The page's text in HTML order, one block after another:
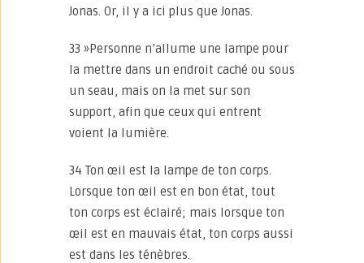
Jonas. Or, il y a ici plus que Jonas.
33 »Personne n’allume une lampe pour
la mettre dans un endroit caché ou sous
un seau, mais on la met sur son
support, afin que ceux qui entrent
voient la lumière.
34 Ton œil est la lampe de ton corps.
Lorsque ton œil est en bon état, tout
ton corps est éclairé; mais lorsque ton
œil est en mauvais état, ton corps aussi
est dans les ténèbres.